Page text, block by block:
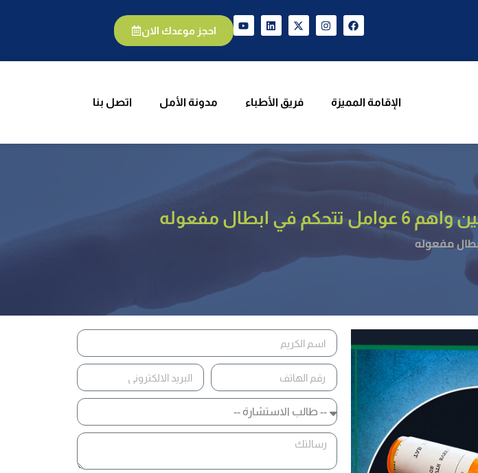
احجز موعدك الان
الإقامة المميزة فريق الأطباء مدونة الأمل اتصل بنا
الإقامة المميزة فريق الأطباء مدونة الأمل اتصل بنا
مفعوله